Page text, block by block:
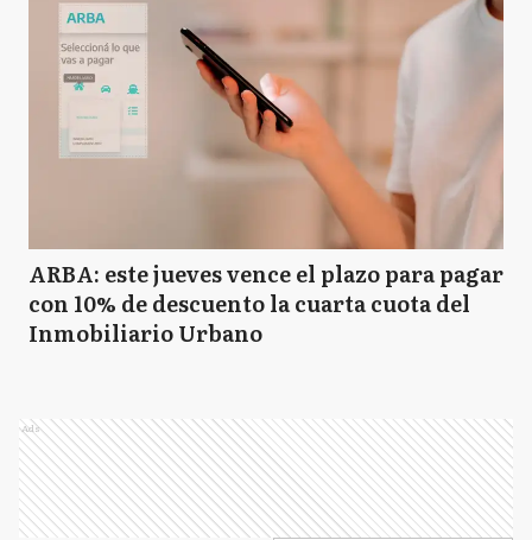
ARBA: este jueves vence el plazo para pagar
con 10% de descuento la cuarta cuota del
Inmobiliario Urbano
Ads